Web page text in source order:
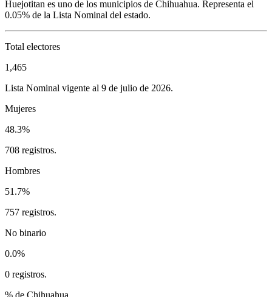
Huejotitan es uno de los municipios de Chihuahua. Representa el
0.05% de la Lista Nominal del estado.
Total electores
1,465
Lista Nominal vigente al 9 de julio de 2026.
Mujeres
48.3%
708 registros.
Hombres
51.7%
757 registros.
No binario
0.0%
0 registros.
% de Chihuahua